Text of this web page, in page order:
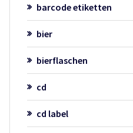
barcode etiketten
bier
bierflaschen
cd
cd label